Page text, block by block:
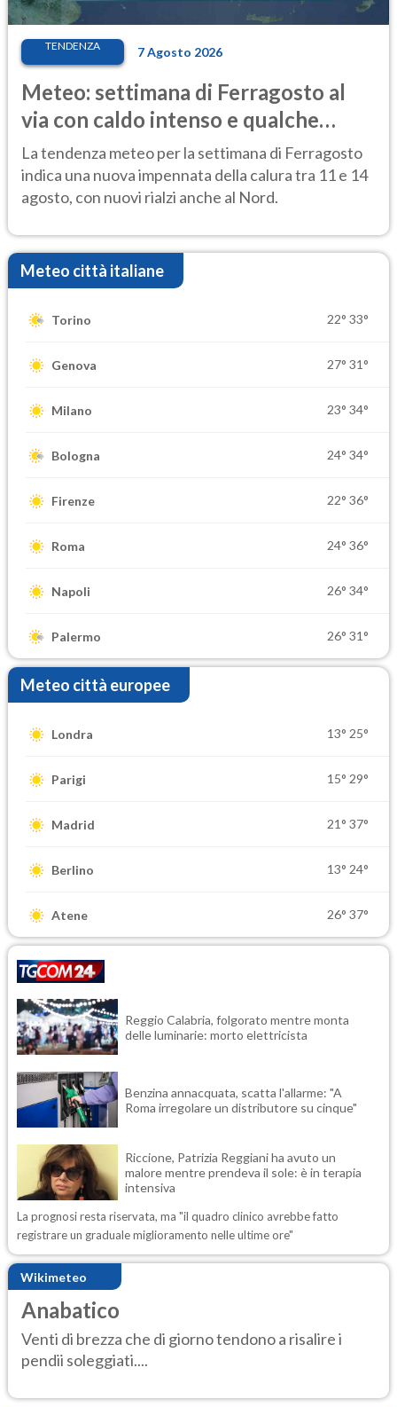
TENDENZA 7 Agosto 2026
Meteo: settimana di Ferragosto al
via con caldo intenso e qualche
temporale
La tendenza meteo per la settimana di Ferragosto
indica una nuova impennata della calura tra 11 e 14
agosto, con nuovi rialzi anche al Nord.
Meteo città italiane
Torino 22° 33°
Genova 27° 31°
Milano 23° 34°
Bologna 24° 34°
Firenze 22° 36°
Roma 24° 36°
Napoli 26° 34°
Palermo 26° 31°
Meteo città europee
Londra 13° 25°
Parigi 15° 29°
Madrid 21° 37°
Berlino 13° 24°
Atene 26° 37°
Reggio Calabria, folgorato mentre monta
delle luminarie: morto elettricista
Benzina annacquata, scatta l'allarme: "A
Roma irregolare un distributore su cinque"
Riccione, Patrizia Reggiani ha avuto un
malore mentre prendeva il sole: è in terapia
intensiva
La prognosi resta riservata, ma "il quadro clinico avrebbe fatto
registrare un graduale miglioramento nelle ultime ore"
Wikimeteo
Anabatico
Venti di brezza che di giorno tendono a risalire i
pendii soleggiati....